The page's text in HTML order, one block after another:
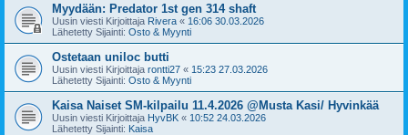
Myydään: Predator 1st gen 314 shaft
Uusin viesti Kirjoittaja Rivera « 16:06 30.03.2026
Lähetetty Sijainti: Osto & Myynti
Ostetaan uniloc butti
Uusin viesti Kirjoittaja rontti27 « 15:23 27.03.2026
Lähetetty Sijainti: Osto & Myynti
Kaisa Naiset SM-kilpailu 11.4.2026 @Musta Kasi/ Hyvinkää
Uusin viesti Kirjoittaja HyvBK « 10:52 24.03.2026
Lähetetty Sijainti: Kaisa